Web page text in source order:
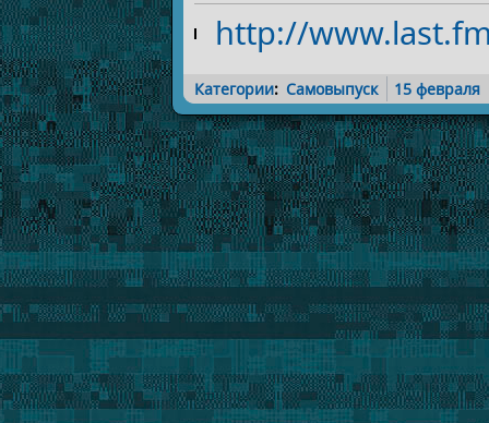
http://
Категории: Самовыпуск 15 февраля